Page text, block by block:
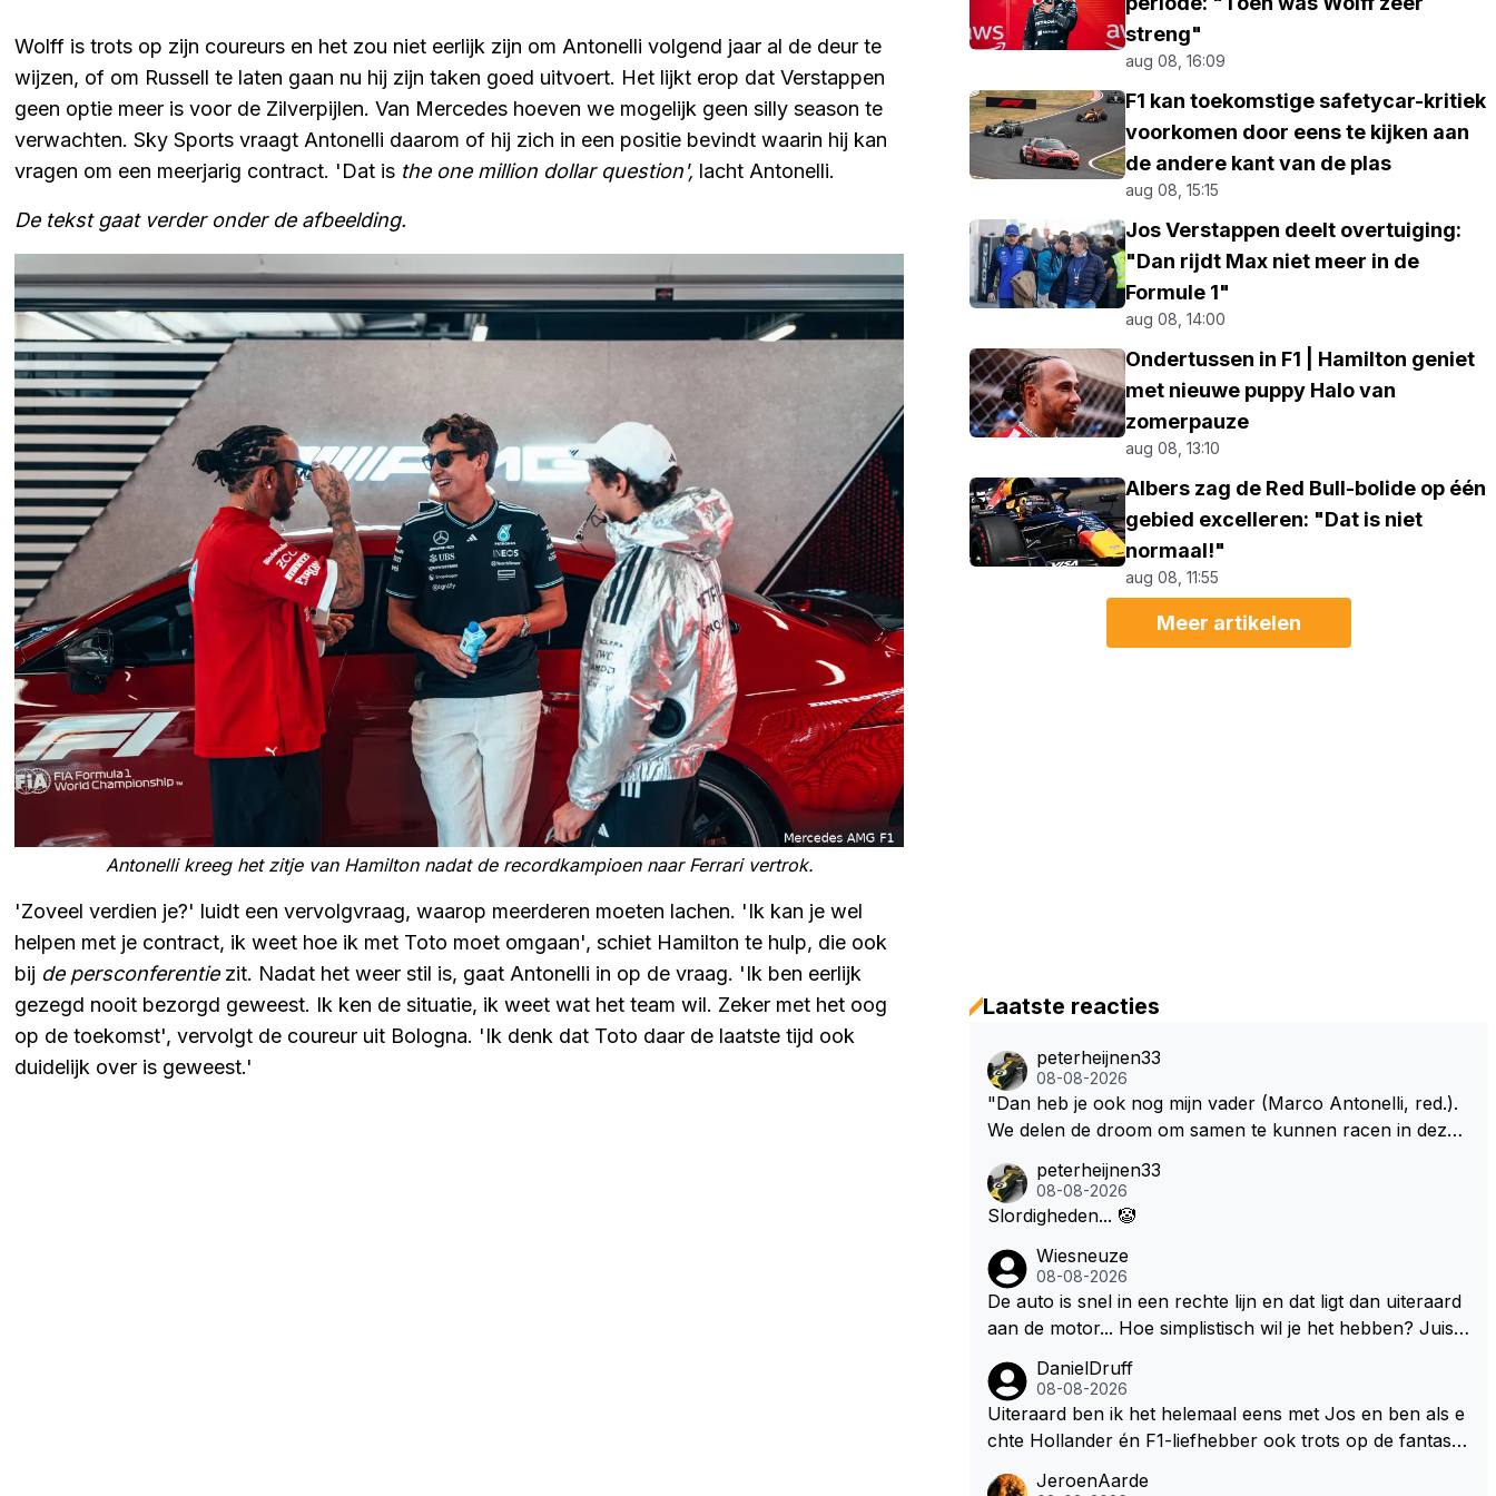
Wolff is trots op zijn coureurs en het zou niet eerlijk zijn om Antonelli volgend jaar al de deur te
wijzen, of om Russell te laten gaan nu hij zijn taken goed uitvoert. Het lijkt erop dat Verstappen
geen optie meer is voor de Zilverpijlen. Van Mercedes hoeven we mogelijk geen silly season te
verwachten. Sky Sports vraagt Antonelli daarom of hij zich in een positie bevindt waarin hij kan
vragen om een meerjarig contract. 'Dat is the one million dollar question', lacht Antonelli.
De tekst gaat verder onder de afbeelding.
Antonelli kreeg het zitje van Hamilton nadat de recordkampioen naar Ferrari vertrok.
'Zoveel verdien je?' luidt een vervolgvraag, waarop meerderen moeten lachen. 'Ik kan je wel
helpen met je contract, ik weet hoe ik met Toto moet omgaan', schiet Hamilton te hulp, die ook
bij de persconferentiezit. Nadat het weer stil is, gaat Antonelli in op de vraag. 'Ik ben eerlijk
gezegd nooit bezorgd geweest. Ik ken de situatie, ik weet wat het team wil. Zeker met het oog
op de toekomst', vervolgt de coureur uit Bologna. 'Ik denk dat Toto daar de laatste tijd ook
duidelijk over is geweest.'
streng"
aug 08, 16:09
F1 kan toekomstige safetycar-kritiek
voorkomen door eens te kijken aan
de andere kant van de plas
aug 08, 15:15
Jos Verstappen deelt overtuiging:
"Dan rijdt Max niet meer in de
Formule 1"
aug 08, 14:00
Ondertussen in F1 | Hamilton geniet
met nieuwe puppy Halo van
zomerpauze
aug 08, 13:10
Albers zag de Red Bull-bolide op één
gebied excelleren: "Dat is niet
normaal!"
aug 08, 11:55
Meer artikelen
Laatste reacties
peterheijnen33
08-08-2026
"Dan heb je ook nog mijn vader (Marco Antonelli, red.).
We delen de droom om samen te kunnen racen in dezelf
m met Kimi en Marco én Max én Jos? ;)
peterheijnen33
08-08-2026
Slordigheden... 🤡
Wiesneuze
08-08-2026
De auto is snel in een rechte lijn en dat ligt dan uiteraard
aan de motor... Hoe simplistisch wil je het hebben? Juist i
nd belangrijk. Heeft Red Bull bochtgrip opgegeven voor t
opsnelheid? Dat is iets wat vaker gebeurd is, zeker met V
erstappen aan bet stuur.
DanielDruff
08-08-2026
Uiteraard ben ik het helemaal eens met Jos en ben als e
chte Hollander én F1-liefhebber ook trots op de fantastis
JeroenAarde